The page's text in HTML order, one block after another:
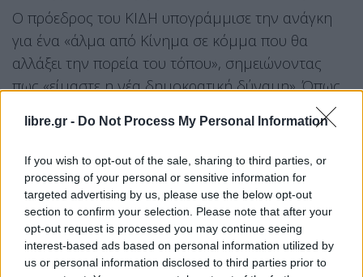
libre.gr - Do Not Process My Personal Information
If you wish to opt-out of the sale, sharing to third parties, or
processing of your personal or sensitive information for
targeted advertising by us, please use the below opt-out
section to confirm your selection. Please note that after your
opt-out request is processed you may continue seeing
interest-based ads based on personal information utilized by
us or personal information disclosed to third parties prior to
Ο πρόεδρος του ΚΙΔΗ υπογράμμισε την ανάγκη
για ένα «άλμα από Κίνημα σε κόμμα που θα
αλλάξει την πορεία του τόπου», σημειώνοντας
πως «είμαστε η νέα δημοκρατική δύναμη». Όπως
ανέφερε, αυτή η πολιτική μετάβαση οφείλει να
αποτυπωθεί και συμβολικά, μέσα από την αλλαγή
της ονομασίας του φορέα.
Την ώρα της σχετικής ανακοίνωσης, το λογότυπο
του Κινήματος Δημοκρατίας στην οθόνη του
συνεδρίου αντικαταστάθηκε από το νέο
προτεινόμενο σήμα, το οποίο απεικονίζει μια